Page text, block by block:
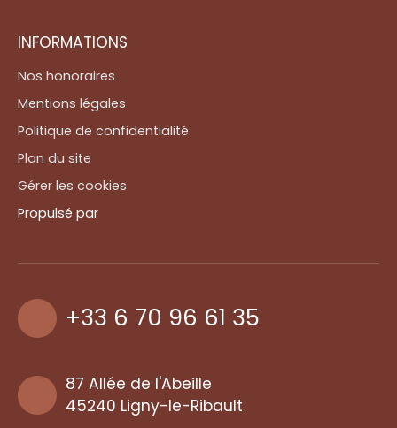
INFORMATIONS
Nos honoraires
Mentions légales
Politique de confidentialité
Plan du site
Gérer les cookies
Propulsé par
+33 6 70 96 61 35
87 Allée de l'Abeille
45240 Ligny-le-Ribault